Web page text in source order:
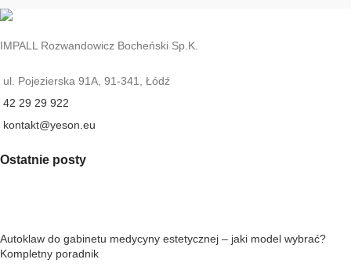
IMPALL Rozwandowicz Bocheński Sp.K.
ul. Pojezierska 91A, 91-341, Łódź
42 29 29 922
kontakt@yeson.eu
Ostatnie posty
Autoklaw do gabinetu medycyny estetycznej – jaki model wybrać?
Kompletny poradnik